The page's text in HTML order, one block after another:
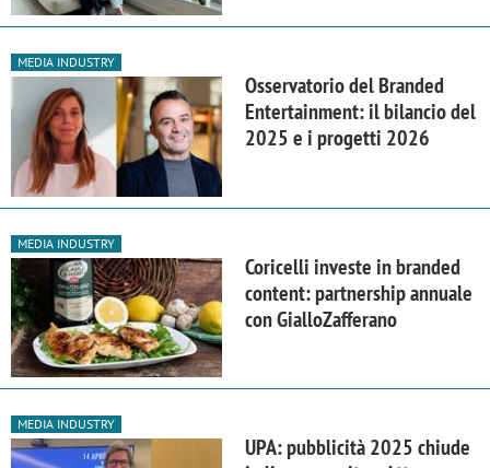
MEDIA INDUSTRY
Osservatorio del Branded
Entertainment: il bilancio del
2025 e i progetti 2026
MEDIA INDUSTRY
Coricelli investe in branded
content: partnership annuale
con GialloZafferano
MEDIA INDUSTRY
UPA: pubblicità 2025 chiude